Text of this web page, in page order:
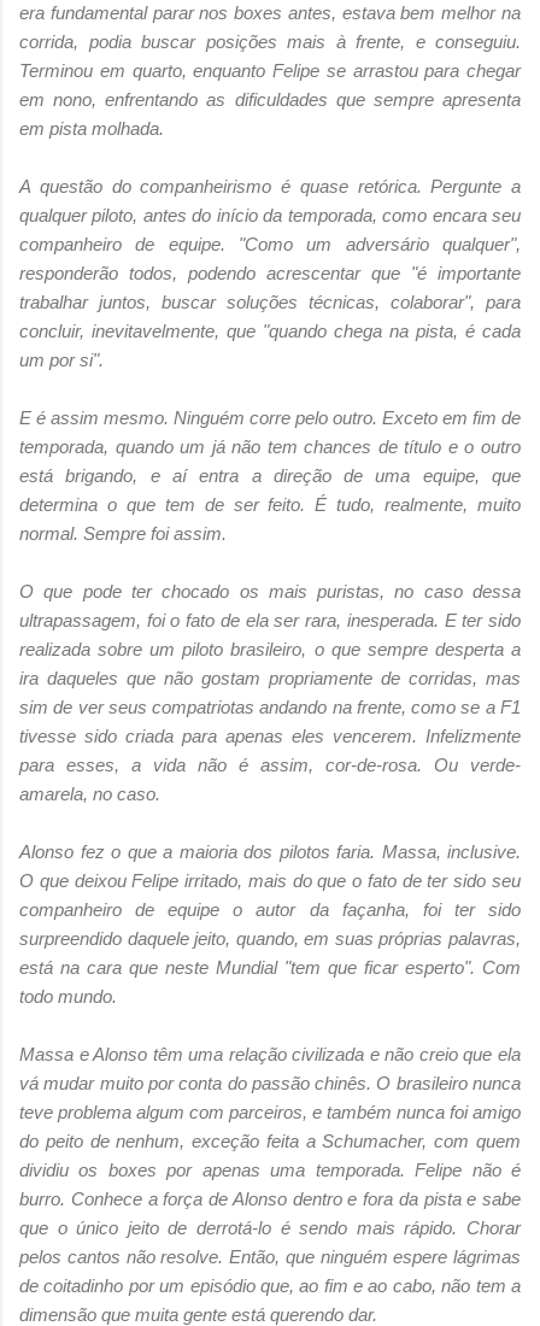
era fundamental parar nos boxes antes, estava bem melhor na
corrida, podia buscar posições mais à frente, e conseguiu.
Terminou em quarto, enquanto Felipe se arrastou para chegar
em nono, enfrentando as dificuldades que sempre apresenta
em pista molhada.
A questão do companheirismo é quase retórica. Pergunte a
qualquer piloto, antes do início da temporada, como encara seu
companheiro de equipe. "Como um adversário qualquer",
responderão todos, podendo acrescentar que "é importante
trabalhar juntos, buscar soluções técnicas, colaborar", para
concluir, inevitavelmente, que "quando chega na pista, é cada
um por si".
E é assim mesmo. Ninguém corre pelo outro. Exceto em fim de
temporada, quando um já não tem chances de título e o outro
está brigando, e aí entra a direção de uma equipe, que
determina o que tem de ser feito. É tudo, realmente, muito
normal. Sempre foi assim.
O que pode ter chocado os mais puristas, no caso dessa
ultrapassagem, foi o fato de ela ser rara, inesperada. E ter sido
realizada sobre um piloto brasileiro, o que sempre desperta a
ira daqueles que não gostam propriamente de corridas, mas
sim de ver seus compatriotas andando na frente, como se a F1
tivesse sido criada para apenas eles vencerem. Infelizmente
para esses, a vida não é assim, cor-de-rosa. Ou verde-
amarela, no caso.
Alonso fez o que a maioria dos pilotos faria. Massa, inclusive.
O que deixou Felipe irritado, mais do que o fato de ter sido seu
companheiro de equipe o autor da façanha, foi ter sido
surpreendido daquele jeito, quando, em suas próprias palavras,
está na cara que neste Mundial "tem que ficar esperto". Com
todo mundo.
Massa e Alonso têm uma relação civilizada e não creio que ela
vá mudar muito por conta do passão chinês. O brasileiro nunca
teve problema algum com parceiros, e também nunca foi amigo
do peito de nenhum, exceção feita a Schumacher, com quem
dividiu os boxes por apenas uma temporada. Felipe não é
burro. Conhece a força de Alonso dentro e fora da pista e sabe
que o único jeito de derrotá-lo é sendo mais rápido. Chorar
pelos cantos não resolve. Então, que ninguém espere lágrimas
de coitadinho por um episódio que, ao fim e ao cabo, não tem a
dimensão que muita gente está querendo dar.